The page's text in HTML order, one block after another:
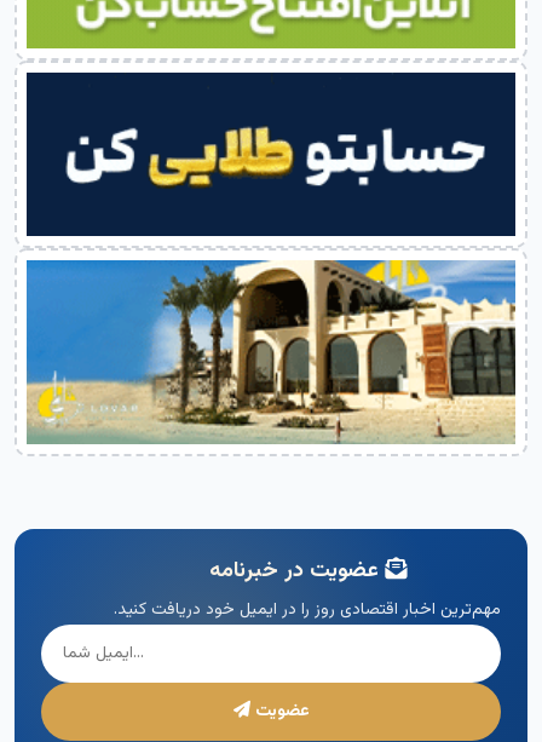
عضویت در خبرنامه
مهم‌ترین اخبار اقتصادی روز را در ایمیل خود دریافت کنید.
عضویت